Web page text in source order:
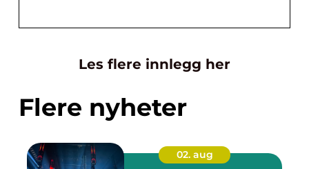
Les flere innlegg her
Flere nyheter
02. aug